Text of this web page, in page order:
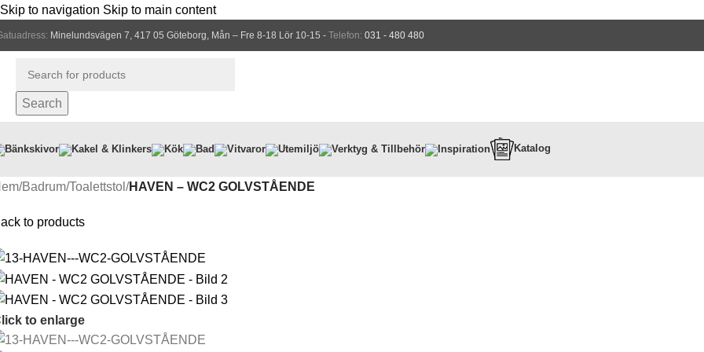
Skip to navigation Skip to main content
Minelundsvägen 7, 417 05 Göteborg, Mån – Fre 8-18 Lör 10-15 - Telefon: 031 - 480 480
Search
Bänkskivor Kakel & Klinkers Kök Bad Vitvaror Utemiljö Verktyg & Tillbehör Inspiration Katalog
/Badrum/Toalettstol /HAVEN – WC2 GOLVSTÅENDE
to products
to enlarge